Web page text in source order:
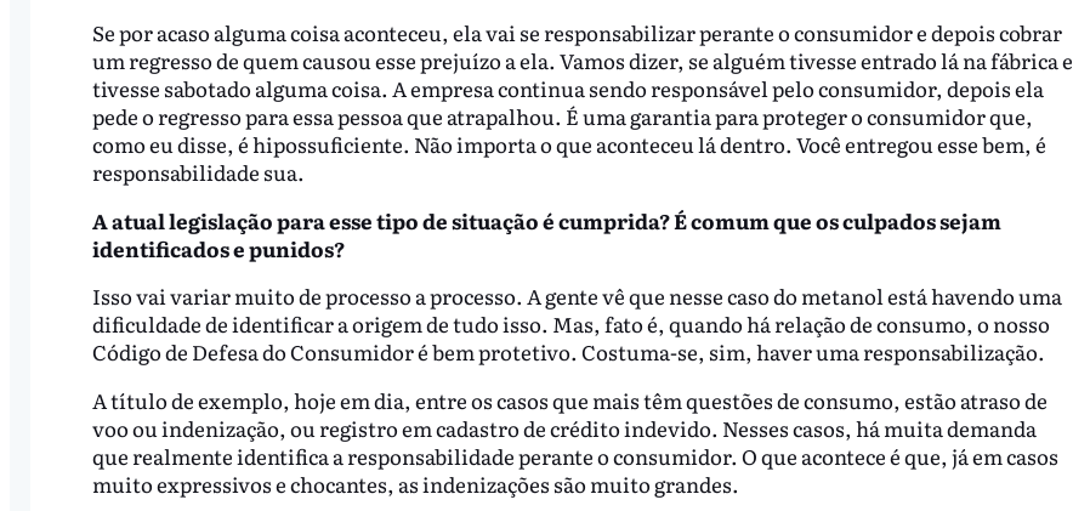
Se por acaso alguma coisa aconteceu, ela vai se responsabilizar perante o consumidor e depois cobrar
um regresso de quem causou esse prejuízo a ela. Vamos dizer, se alguém tivesse entrado lá na fábrica e
tivesse sabotado alguma coisa. A empresa continua sendo responsável pelo consumidor, depois ela
pede o regresso para essa pessoa que atrapalhou. É uma garantia para proteger o consumidor que,
como eu disse, é hipossuficiente. Não importa o que aconteceu lá dentro. Você entregou esse bem, é
responsabilidade sua.
A atual legislação para esse tipo de situação é cumprida? É comum que os culpados sejam
identificados e punidos?
Isso vai variar muito de processo a processo. A gente vê que nesse caso do metanol está havendo uma
dificuldade de identificar a origem de tudo isso. Mas, fato é, quando há relação de consumo, o nosso
Código de Defesa do Consumidor é bem protetivo. Costuma-se, sim, haver uma responsabilização.
A título de exemplo, hoje em dia, entre os casos que mais têm questões de consumo, estão atraso de
voo ou indenização, ou registro em cadastro de crédito indevido. Nesses casos, há muita demanda
que realmente identifica a responsabilidade perante o consumidor. O que acontece é que, já em casos
muito expressivos e chocantes, as indenizações são muito grandes.